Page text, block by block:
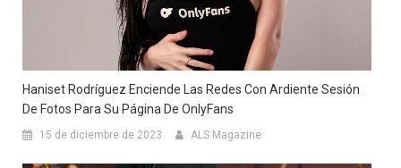
Haniset Rodríguez Enciende Las Redes Con Ardiente Sesión
De Fotos Para Su Página De OnlyFans
15 de diciembre de 2023 ALS Magazine